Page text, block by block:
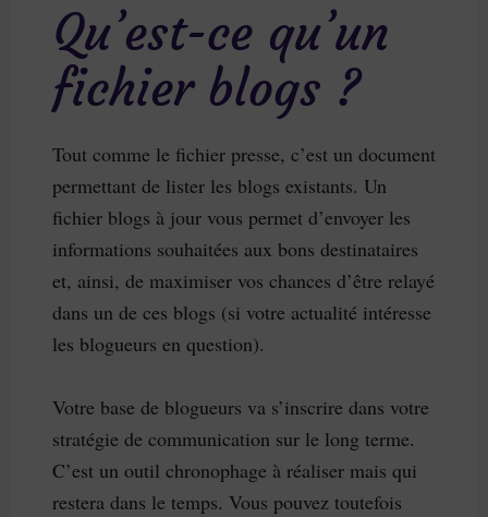
Qu’est-ce qu’un
fichier blogs ?
Tout comme le fichier presse, c’est un document
permettant de lister les blogs existants. Un
fichier blogs à jour vous permet d’envoyer les
informations souhaitées aux bons destinataires
et, ainsi, de maximiser vos chances d’être relayé
dans un de ces blogs (si votre actualité intéresse
les blogueurs en question).
Votre base de blogueurs va s’inscrire dans votre
stratégie de communication sur le long terme.
C’est un outil chronophage à réaliser mais qui
restera dans le temps. Vous pouvez toutefois